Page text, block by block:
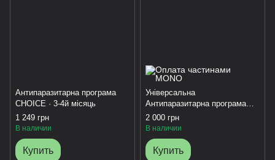
Антипаразитарна програма
CHOICE · 3-4й місяць
1 249 грн
В наличии
Купить
Універсальна
Антипаразитарна програма
для дітей 6-12 років
2 000 грн
В наличии
Купить